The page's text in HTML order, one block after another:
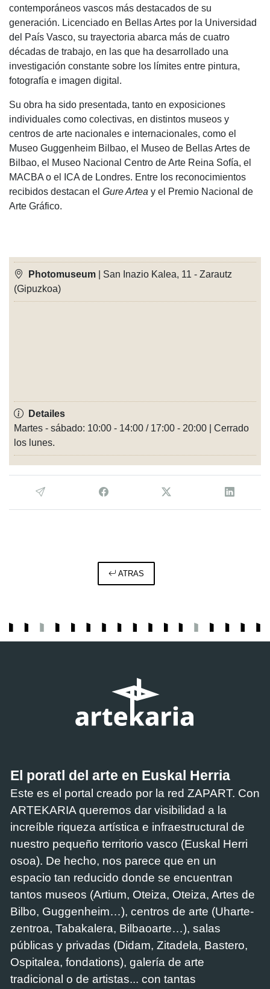
contemporáneos vascos más destacados de su
generación. Licenciado en Bellas Artes por la Universidad
del País Vasco, su trayectoria abarca más de cuatro
décadas de trabajo, en las que ha desarrollado una
investigación constante sobre los límites entre pintura,
fotografía e imagen digital.
Su obra ha sido presentada, tanto en exposiciones
individuales como colectivas, en distintos museos y
centros de arte nacionales e internacionales, como el
Museo Guggenheim Bilbao, el Museo de Bellas Artes de
Bilbao, el Museo Nacional Centro de Arte Reina Sofía, el
MACBA o el ICA de Londres. Entre los reconocimientos
recibidos destacan el Gure Artea y el Premio Nacional de
Arte Gráfico.
Photomuseum | San Inazio Kalea, 11 - Zarautz
(Gipuzkoa)
Detailes
Martes - sábado: 10:00 - 14:00 / 17:00 - 20:00 | Cerrado
los lunes.
ATRAS
El poratl del arte en Euskal Herria
Este es el portal creado por la red ZAPART. Con
ARTEKARIA queremos dar visibilidad a la
increíble riqueza artística e infraestructural de
nuestro pequeño territorio vasco (Euskal Herri
osoa). De hecho, nos parece que en un
espacio tan reducido donde se encuentran
tantos museos (Artium, Oteiza, Oteiza, Artes de
Bilbo, Guggenheim…), centros de arte (Uharte-
zentroa, Tabakalera, Bilbaoarte…), salas
públicas y privadas (Didam, Zitadela, Bastero,
Ospitalea, fondations), galería de arte
tradicional o de artistas... con tantas